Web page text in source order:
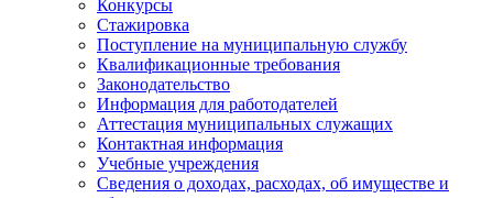
Конкурсы
Стажировка
Поступление на муниципальную службу
Квалификационные требования
Законодательство
Информация для работодателей
Аттестация муниципальных служащих
Контактная информация
Учебные учреждения
Сведения о доходах, расходах, об имуществе и